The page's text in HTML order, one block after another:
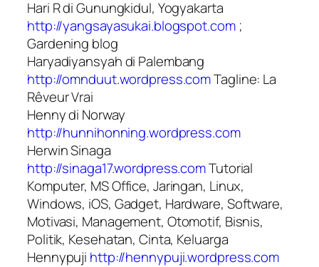
Hari R di Gunungkidul, Yogyakarta
http://yangsayasukai.blogspot.com;
Gardening blog
Haryadiyansyah di Palembang
http://omnduut.wordpress.comTagline: La
Rêveur Vrai
Henny di Norway
http://hunnihonning.wordpress.com
Herwin Sinaga
http://sinaga17.wordpress.comTutorial
Komputer, MS Office, Jaringan, Linux,
Windows, iOS, Gadget, Hardware, Software,
Motivasi, Management, Otomotif, Bisnis,
Politik, Kesehatan, Cinta, Keluarga
Hennypuji http://hennypuji.wordpress.com